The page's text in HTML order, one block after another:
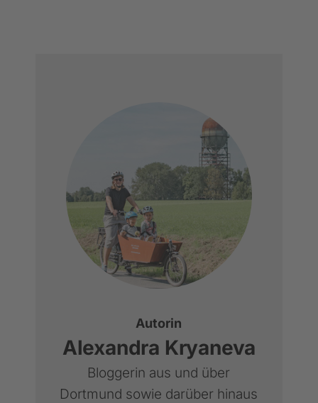
Autorin
Alexandra Kryaneva
Bloggerin aus und über
Dortmund sowie darüber hinaus